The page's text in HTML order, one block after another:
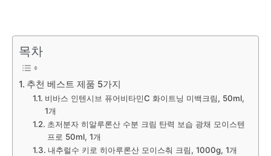
목차
추천 베스트 제품 5가지
비바스 인텐시브 퓨어비타민C 화이트닝 미백크림, 50ml,
1개
초저분자 히알루론산 수분 크림 탄력 보습 광채 모이스텐
프로 50ml, 1개
내추럴수 키로 히아루론산 모이스춰 크림, 1000g, 1개